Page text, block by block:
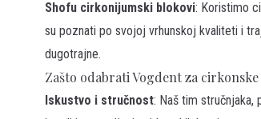
Shofu cirkonijumski blokovi: Koristimo
su poznati po svojoj vrhunskoj kvaliteti i
dugotrajne.
Zašto odabrati Vogdent za
Iskustvo i stručnost: Naš tim stručnjaka,